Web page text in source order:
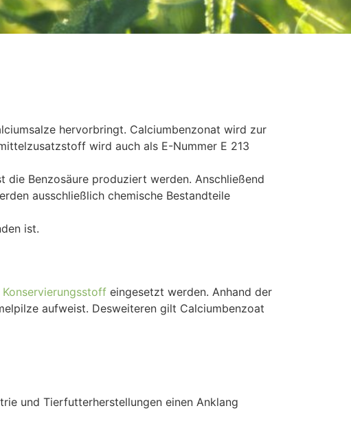
hervorbringt. Calciumbenzonat wird zur
wird auch als E-Nummer E 213
die Benzosäure produziert werden. Anschließend
ausschließlich chemische Bestandteile
ist.
Konservierungsstoff eingesetzt werden. Anhand der
aufweist. Desweiteren gilt Calciumbenzoat
und Tierfutterherstellungen einen Anklang